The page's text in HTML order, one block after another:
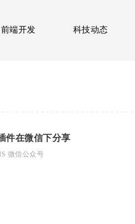
前端开发 科技动态
件在微信下分享
微信公众号